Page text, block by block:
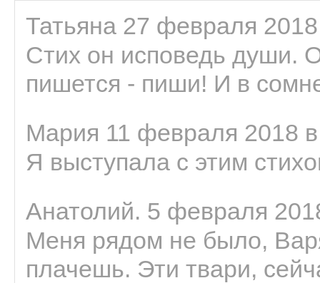
Татьяна 27 февраля
Стих он исповедь души.
пишется - пиши! И в
Мария 11 февраля 2018
Я выступала с этим
Анатолий. 5 февраля
Меня рядом не было,
плачешь. Эти твари,